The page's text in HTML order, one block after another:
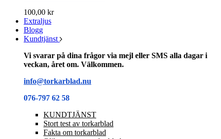
100,00 kr
Extraljus
Blogg
Kundtjänst
Vi svarar på dina frågor via mejl eller SMS alla dagar i
veckan, året om. Välkommen.
info@torkarblad.nu
076-797 62 58
KUNDTJÄNST
Stort test av torkarblad
Fakta om torkarblad